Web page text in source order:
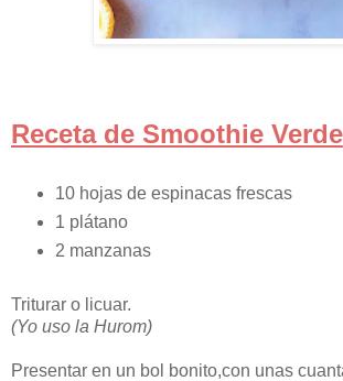
Receta de Smoothie Verde
10 hojas de espinacas frescas
1 plátano
2 manzanas
Triturar o licuar.
(Yo uso la Hurom)
Presentar en un bol bonito,con unas